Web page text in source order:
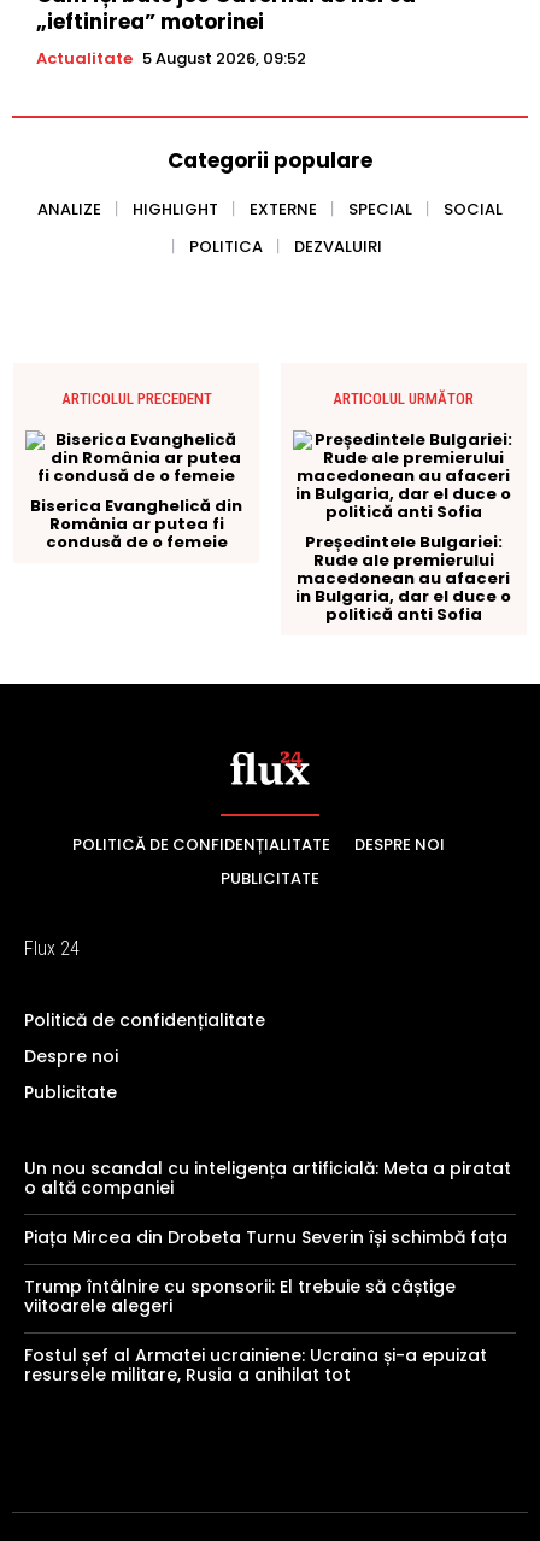
POLITICĂ DE CONFIDENȚIALITATE
DESPRE NOI
PUBLICITATE
Flux 24
Politică de confidențialitate
Despre noi
Publicitate
Un nou scandal cu inteligența artificială: Meta a piratat
o altă companiei
Piața Mircea din Drobeta Turnu Severin își schimbă fața
Trump întâlnire cu sponsorii: El trebuie să câștige
viitoarele alegeri
Fostul șef al Armatei ucrainiene: Ucraina și-a epuizat
resursele militare, Rusia a anihilat tot